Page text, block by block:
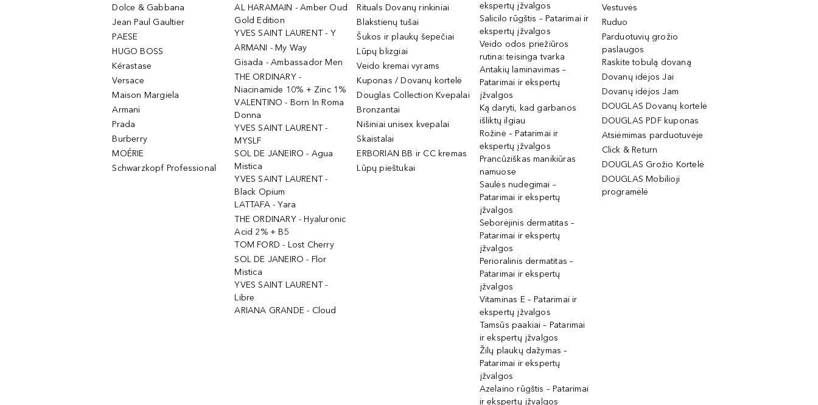
Dolce & Gabbana
Jean Paul Gaultier
PAESE
HUGO BOSS
Kérastase
Versace
Maison Margiela
Armani
Prada
Burberry
MOÉRIE
Schwarzkopf Professional
AL HARAMAIN - Amber Oud
Gold Edition
YVES SAINT LAURENT - Y
ARMANI - My Way
Gisada - Ambassador Men
THE ORDINARY -
Niacinamide 10% + Zinc 1%
VALENTINO - Born In Roma
Donna
YVES SAINT LAURENT -
MYSLF
SOL DE JANEIRO - Agua
Mistica
YVES SAINT LAURENT -
Black Opium
LATTAFA - Yara
THE ORDINARY - Hyaluronic
Acid 2% + B5
TOM FORD - Lost Cherry
SOL DE JANEIRO - Flor
Mistica
YVES SAINT LAURENT -
Libre
ARIANA GRANDE - Cloud
Rituals Dovanų rinkiniai
Blakstienų tušai
Šukos ir plaukų šepečiai
Lūpų blizgiai
Veido kremai vyrams
Kuponas / Dovanų kortelė
Douglas Collection Kvepalai
Bronzantai
Nišiniai unisex kvepalai
Skaistalai
ERBORIAN BB ir CC kremas
Lūpų pieštukai
ekspertų įžvalgos
Salicilo rūgštis – Patarimai ir
ekspertų įžvalgos
Veido odos priežiūros
rutina: teisinga tvarka
Antakių laminavimas –
Patarimai ir ekspertų
įžvalgos
Ką daryti, kad garbanos
išliktų ilgiau
Rožinė – Patarimai ir
ekspertų įžvalgos
Prancūziškas manikiūras
namuose
Saulės nudegimai –
Patarimai ir ekspertų
įžvalgos
Seborėjinis dermatitas –
Patarimai ir ekspertų
įžvalgos
Perioralinis dermatitas –
Patarimai ir ekspertų
įžvalgos
Vitaminas E – Patarimai ir
ekspertų įžvalgos
Tamsūs paakiai – Patarimai
ir ekspertų įžvalgos
Žilų plaukų dažymas –
Patarimai ir ekspertų
įžvalgos
Azelaino rūgštis – Patarimai
ir ekspertų įžvalgos
Vestuvės
Ruduo
Parduotuvių grožio
paslaugos
Raskite tobulą dovaną
Dovanų idėjos Jai
Dovanų idėjos Jam
DOUGLAS Dovanų kortelė
DOUGLAS PDF kuponas
Atsiėmimas parduotuvėje
Click & Return
DOUGLAS Grožio Kortelė
DOUGLAS Mobilioji
programėlė